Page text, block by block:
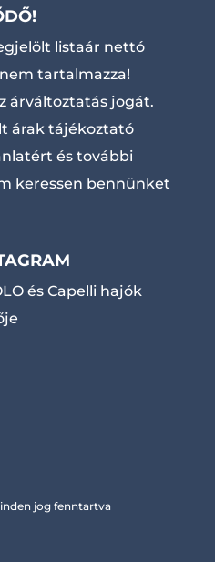
listaár nettó
tartalmazza!
árváltoztatás jogát.
árak tájékoztató
és további
keressen bennünket
és Capelli hajók
jog fenntartva